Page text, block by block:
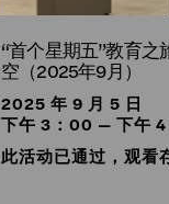
“首个星期五”教育之
空（2025年9月）
2025 年 9 月 5 日
下午 3：00 — 下午
此活动已通过，观看